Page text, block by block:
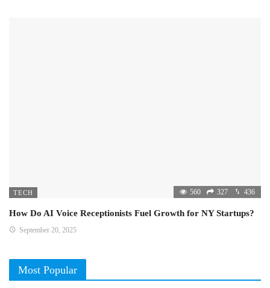
TECH 560 327 436
How Do AI Voice Receptionists Fuel Growth for NY Startups?
September 20, 2025
Most Popular